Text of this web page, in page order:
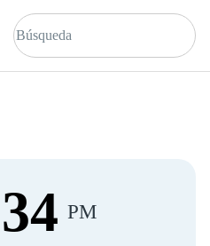
34 PM